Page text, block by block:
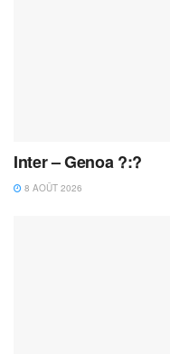
Inter – Genoa ?:?
8 AOÛT 2026